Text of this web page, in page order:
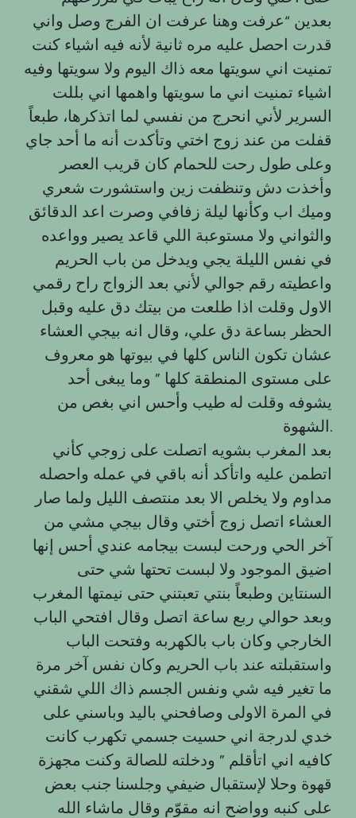
بعدين “عرفت وهنا عرفت ان الفرج وصل واني
قدرت احصل عليه مره ثانية لأنه فيه اشياء كنت
تمنيت اني سويتها معه ذاك اليوم ولا سويتها وفيه
اشياء تمنيت اني ما سويتها واهمها اني بللت
السرير لأني انحرج من نفسي لما اتذكرها، طبعاً
قفلت من عند زوج اختي وتأكدت أنه ما أحد جاي
وعلى طول رحت للحمام كان قريب العصر
وأخذت دش وتنظفت زين واستشورت شعري
وميك اب وكأنها ليلة زفافي وصرت اعد الدقائق
والثواني ولا مستوعبة اللي قاعد يصير وواعده
في نفس الليلة يجي ويدخل من باب الحريم
واعطيته رقم جوالي لأني بعد الزواج راح رقمي
الاول وقلت اذا طلعت من بيتك دق عليه وقبل
الحظر بساعة دق علي، وقال انه بيجي العشاء
عشان تكون الناس كلها في بيوتها هو معروف
على مستوى المنطقة كلها ” وما يبغى أحد
يشوفه وقلت له طيب وأحس اني بغص من
الشهوة.
بعد المغرب بشويه اتصلت على زوجي كأني
اتطمن عليه واتأكد أنه باقي في عمله واحصله
مداوم ولا يخلص الا بعد منتصف الليل ولما صار
العشاء اتصل زوج أختي وقال بيجي مشي من
آخر الحي ورحت لبست بيجامه عندي أحس إنها
اضيق الموجود ولا لبست تحتها شي حتى
السنتاين وطبعاً بنتي تعبتني حتى نيمتها المغرب
وبعد حوالي ربع ساعة اتصل وقال افتحي الباب
الخارجي وكان باب بالكهربه وفتحت الباب
واستقبلته عند باب الحريم وكان نفس آخر مرة
ما تغير فيه شي ونفس الجسم ذاك اللي شقني
في المرة الاولى وصافحني باليد وباسني على
خدي لدرجة اني حسيت جسمي تكهرب كانت
كافيه اني اتأقلم ” ودخلته للصالة وكنت مجهزة
قهوة وحلا لإستقبال ضيفي وجلسنا جنب بعض
على كنبه وواضح انه مقوّم وقال ماشاء الله